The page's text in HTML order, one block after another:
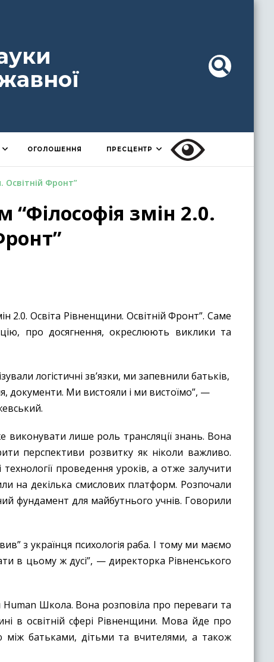
ОГОЛОШЕННЯ ПРЕСЦЕНТР
Освітній Фронт”
“Філософія змін 2.0.
2.0. Освіта Рівненщини. Освітній Фронт”. Саме
про досягнення, окреслюють виклики та
логістичні зв’язки, ми запевнили батьків,
документи. Ми вистояли і ми вистоїмо”, —
виконувати лише роль трансляції знань. Вона
перспективи розвитку як ніколи важливо.
проведення уроків, а отже залучити
на декілька смислових платформ. Розпочали
фундамент для майбутнього учнів. Говорили
з українця психологія раба. І тому ми маємо
в цьому ж дусі”, — директорка Рівненського
Школа. Вона розповіла про переваги та
в освітній сфері Рівненщини. Мова йде про
між батьками, дітьми та вчителями, а також